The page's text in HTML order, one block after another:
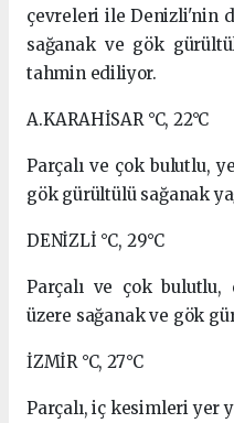
çevreleri ile Denizli'nin
sağanak ve gök
tahmin ediliyor.
A.KARAHİSAR °C, 22°C
Parçalı ve çok bulutlu,
gök gürültülü sağanak
DENİZLİ °C, 29°C
Parçalı ve çok
üzere sağanak ve gök
İZMİR °C, 27°C
Parçalı, iç kesimleri yer